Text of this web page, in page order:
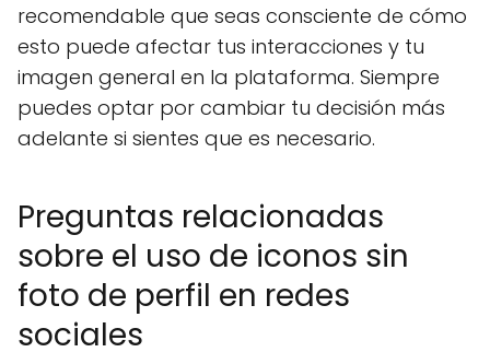
recomendable que seas consciente de cómo
esto puede afectar tus interacciones y tu
imagen general en la plataforma. Siempre
puedes optar por cambiar tu decisión más
adelante si sientes que es necesario.
Preguntas relacionadas
sobre el uso de iconos sin
foto de perfil en redes
sociales